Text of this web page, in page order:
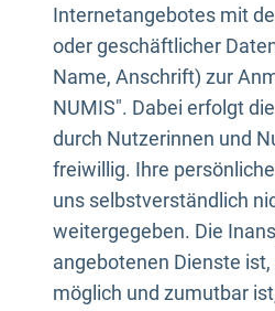
Internetangebotes mit
oder geschäftlicher
Name, Anschrift) zur
NUMIS". Dabei erfolgt
durch Nutzerinnen und
freiwillig. Ihre
uns selbstverständlich
weitergegeben. Die
angebotenen Dienste
möglich und zumutbar